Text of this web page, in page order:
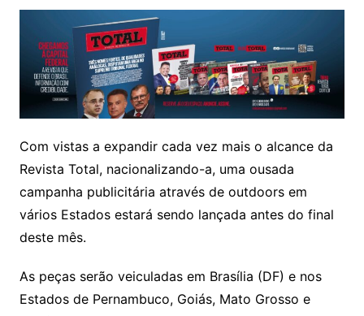
Com vistas a expandir cada vez mais o alcance da
Revista Total, nacionalizando-a, uma ousada
campanha publicitária através de outdoors em
vários Estados estará sendo lançada antes do final
deste mês.
As peças serão veiculadas em Brasília (DF) e nos
Estados de Pernambuco, Goiás, Mato Grosso e